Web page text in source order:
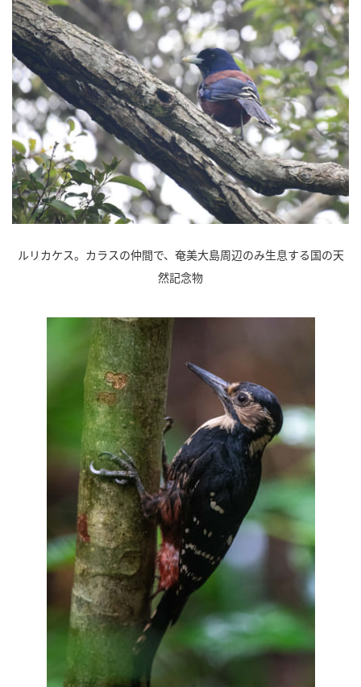
ルリカケス。カラスの仲間で、奄美大島周辺のみ生息する国の天
然記念物